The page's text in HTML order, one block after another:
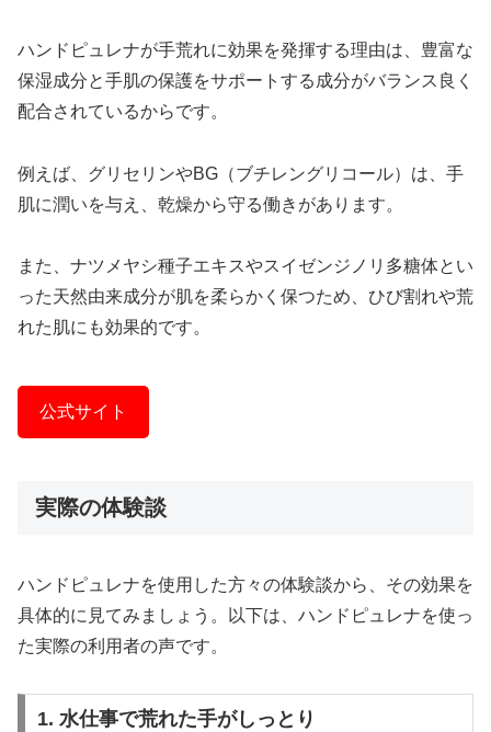
ハンドピュレナが手荒れに効果を発揮する理由は、豊富な
保湿成分と手肌の保護をサポートする成分がバランス良く
配合されているからです。
例えば、グリセリンやBG（ブチレングリコール）は、手
肌に潤いを与え、乾燥から守る働きがあります。
また、ナツメヤシ種子エキスやスイゼンジノリ多糖体とい
った天然由来成分が肌を柔らかく保つため、ひび割れや荒
れた肌にも効果的です。
公式サイト
実際の体験談
ハンドピュレナを使用した方々の体験談から、その効果を
具体的に見てみましょう。以下は、ハンドピュレナを使っ
た実際の利用者の声です。
1. 水仕事で荒れた手がしっとり